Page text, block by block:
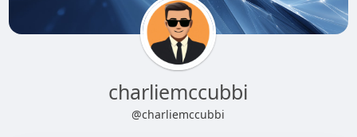
charliemccubbi
@charliemccubbi